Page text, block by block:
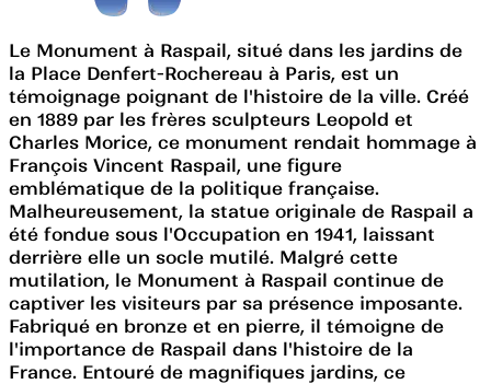
Le Monument à Raspail, situé dans les jardins de
la Place Denfert-Rochereau à Paris, est un
témoignage poignant de l'histoire de la ville. Créé
en 1889 par les frères sculpteurs Leopold et
Charles Morice, ce monument rendait hommage à
François Vincent Raspail, une figure
emblématique de la politique française.
Malheureusement, la statue originale de Raspail a
été fondue sous l'Occupation en 1941, laissant
derrière elle un socle mutilé. Malgré cette
mutilation, le Monument à Raspail continue de
captiver les visiteurs par sa présence imposante.
Fabriqué en bronze et en pierre, il témoigne de
l'importance de Raspail dans l'histoire de la
France. Entouré de magnifiques jardins, ce